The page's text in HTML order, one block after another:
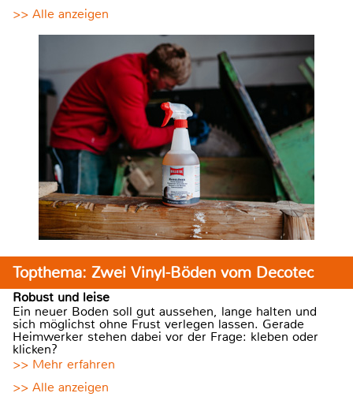
>> Alle anzeigen
Topthema: Zwei Vinyl-Böden vom Decotec
Robust und leise
Ein neuer Boden soll gut aussehen, lange halten und
sich möglichst ohne Frust verlegen lassen. Gerade
Heimwerker stehen dabei vor der Frage: kleben oder
klicken?
>> Mehr erfahren
>> Alle anzeigen